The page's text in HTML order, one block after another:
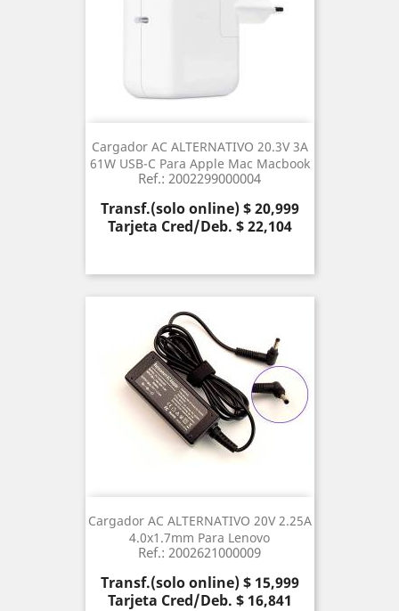
Cargador AC ALTERNATIVO 20.3V 3A
61W USB-C Para Apple Mac Macbook
Ref.: 2002299000004
Precio
Transf.(solo online) $ 20,999
Tarjeta Cred/Deb. $ 22,104
Cargador AC ALTERNATIVO 20V 2.25A
4.0x1.7mm Para Lenovo
Ref.: 2002621000009
Precio
Transf.(solo online) $ 15,999
Tarjeta Cred/Deb. $ 16,841